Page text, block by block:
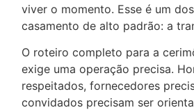
viver o momento. Esse é um
casamento de alto padrão: a
O roteiro completo para a
exige uma operação precisa.
respeitados, fornecedores
convidados precisam ser